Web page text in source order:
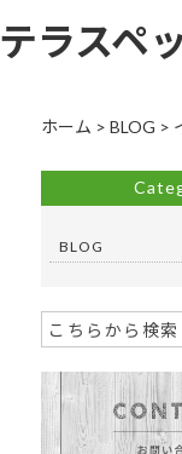
テラスペ
ホーム > BLOG >
BLOG